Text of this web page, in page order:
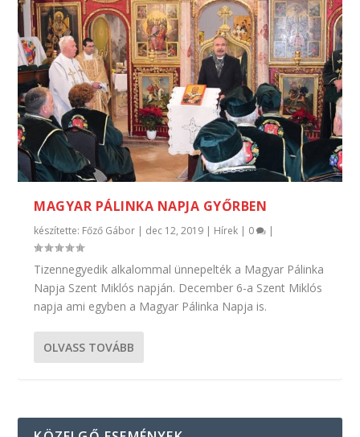
MAGYAR PÁLINKA NAPJA GYŐRBEN
készítette: Főző Gábor | dec 12, 2019 | Hírek | 0 |
Tizennegyedik alkalommal ünnepelték a Magyar Pálinka
Napja Szent Miklós napján. December 6-a Szent Miklós
napja ami egyben a Magyar Pálinka Napja is.
OLVASS TOVÁBB